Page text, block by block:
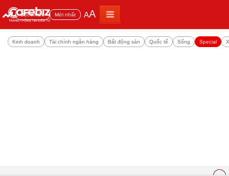
Đọc nhiều Mới nhất AA
Kinh doanh Tài chính ngân hàng Bất động sản Quốc tế Sống Special